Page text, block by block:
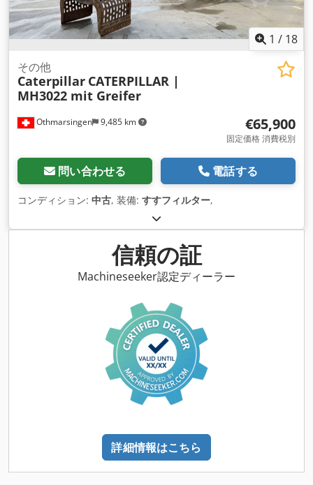
1 / 18
Othmarsingen 9,485 km
その他
Caterpillar CATERPILLAR |
MH3022 mit Greifer
€65,900
固定価格 消費税別
問い合わせる 電話する
コンディション: 中古, 装備: すすフィルター,
信頼の証
Machineseeker認定ディーラー
詳細情報はこちら